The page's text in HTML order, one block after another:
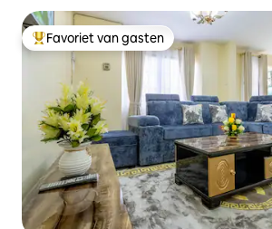
Topfavoriet van gasten
Favoriet van gasten